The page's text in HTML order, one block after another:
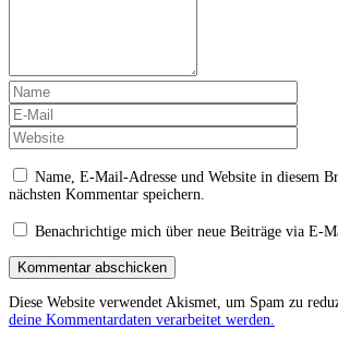
Name, E-Mail-Adresse und Website in diesem
nächsten Kommentar speichern.
Benachrichtige mich über neue Beiträge via E-
Kommentar abschicken
Diese Website verwendet Akismet, um Spam zu
deine Kommentardaten verarbeitet werden.